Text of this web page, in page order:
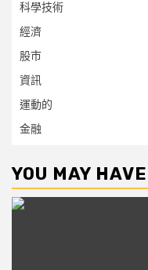
科學技術
經濟
股市
資訊
運動的
金融
YOU MAY